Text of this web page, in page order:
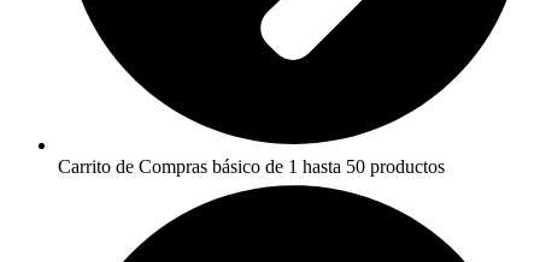
Carrito de Compras básico de 1 hasta 50 productos